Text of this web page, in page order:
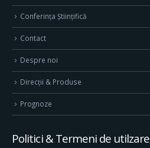
Conferința Științifică
Contact
Despre noi
Direcţii & Produse
Prognoze
Politici & Termeni de utilzare